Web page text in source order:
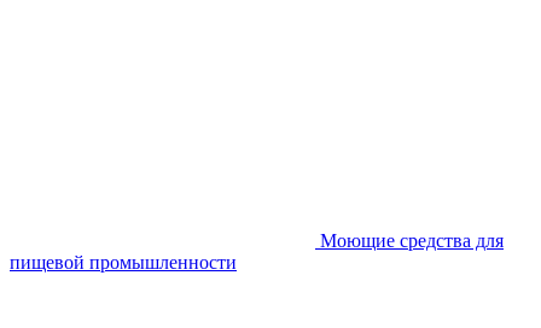
Моющие средства для
пищевой промышленности